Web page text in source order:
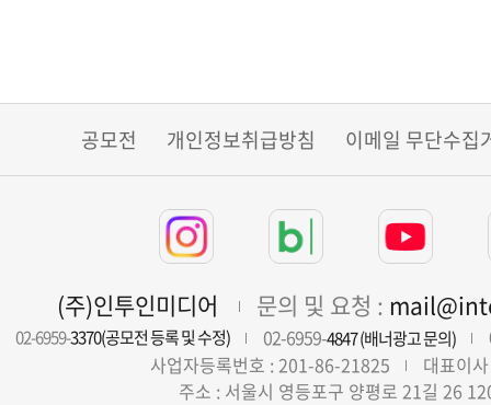
공모전 개인정보취급방침 이메일 무단수집
(주)인투인미디어 문의 및 요청 :
02-6959-3370(공모전 등록 및 수정) 02-6959-4847 (배너광고 문의)
사업자등록번호 : 201-86-21825
대표이
주소 : 서울시 영등포구 양평로 21길 26